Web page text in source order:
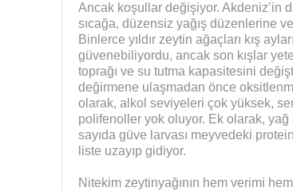
Ancak koşullar değişiyor. Akdeniz’in
sıcağa, düzensiz yağış düzenlerine
Binlerce yıldır zeytin ağaçları kış
güvenebiliyordu, ancak son kışlar
toprağı ve su tutma kapasitesini
değirmene ulaşmadan önce
olarak, alkol seviyeleri çok yüksek,
polifenoller yok oluyor. Ek olarak,
sayıda güve larvası meyvedeki
liste uzayıp gidiyor.
Nitekim zeytinyağının hem verimi